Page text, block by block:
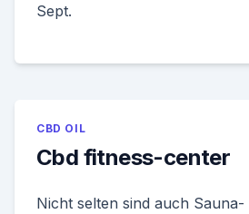
Sept.
CBD OIL
Cbd fitness-center
Nicht selten sind auch Sauna-